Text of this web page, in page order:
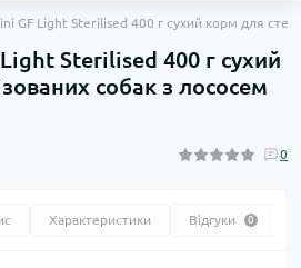
GF Light Sterilised 400 г сухий корм для
Sterilised 400 г сухий
собак з лососем
0
Характеристики Відгуки 0